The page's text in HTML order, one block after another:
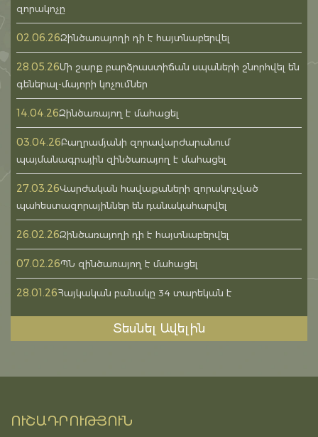
զորակոչը
02.06.26Զինծառայողի դի է հայտնաբերվել
28.05.26Մի շարք բարձրաստիճան սպաների շնորհվել են
գեներալ-մայորի կոչումներ
14.04.26Զինծառայող է մահացել
03.04.26Բաղրամյանի զորավարժարանում
պայմանագրային զինծառայող է մահացել
27.03.26Վարժական հավաքաների զորակոչված
պահեստազորայիններ են դանակահարվել
26.02.26Զինծառայողի դի է հայտնաբերվել
07.02.26ՊՆ զինծառայող է մահացել
28.01.26Հայկական բանակը 34 տարեկան է
Տեսնել Ավելին
ՈՒՇԱԴՐՈՒԹՅՈՒՆ